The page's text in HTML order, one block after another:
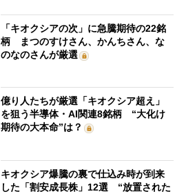
「キオクシアの次」に急騰期待の22銘
柄 まつのすけさん、かんちさん、な
のなのさんが厳選
億り人たちが厳選「キオクシア超え」
を狙う半導体・AI関連8銘柄 “大化け
期待の大本命”は？
キオクシア爆騰の裏で仕込み時が到来
した「割安成長株」12選 “放置された